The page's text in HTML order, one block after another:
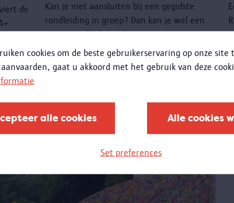
cookies om de beste gebruikerservaring op onze site
gaat u akkoord met het gebruik van deze
alle cookies Alle cookies
Set preferences
de
Kan je niet aansluiten bij een gegidste
rondleiding in groep? Dan kan je wel een
instaprondleiding volgen.